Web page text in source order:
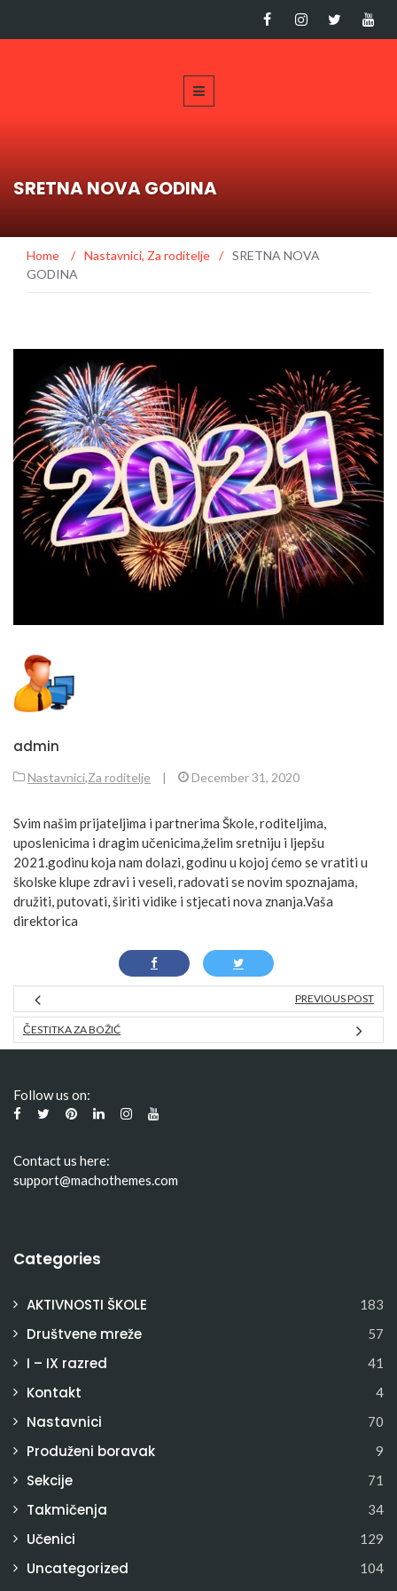
SRETNA NOVA GODINA
Home / Nastavnici, Za roditelje / SRETNA NOVA
GODINA
admin
Nastavnici,Za roditelje | December 31, 2020
Svim našim prijateljima i partnerima Škole, roditeljima,
uposlenicima i dragim učenicima,želim sretniju i ljepšu
2021.godinu koja nam dolazi, godinu u kojoj ćemo se vratiti u
školske klupe zdravi i veseli, radovati se novim spoznajama,
družiti, putovati, širiti vidike i stjecati nova znanja.Vaša
direktorica
PREVIOUS POST
ČESTITKA ZA BOŽIĆ
Follow us on:
Contact us here:
support@machothemes.com
Categories
AKTIVNOSTI ŠKOLE 183
Društvene mreže 57
I – IX razred 41
Kontakt 4
Nastavnici 70
Produženi boravak 9
Sekcije 71
Takmičenja 34
Učenici 129
Uncategorized 104